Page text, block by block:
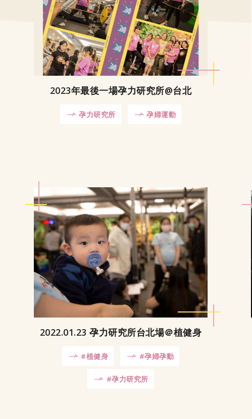
2023年最後一場孕力研究所@台北
孕力研究所 孕婦運動
2022.01.23 孕力研究所台北場＠植健身
#植健身 #孕婦孕動
#孕力研究所